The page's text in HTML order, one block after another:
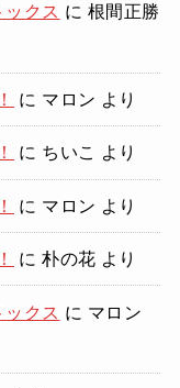
クス に 根間正勝
に マロン より
に ちいこ より
に マロン より
に朴の花 より
クス に マロン